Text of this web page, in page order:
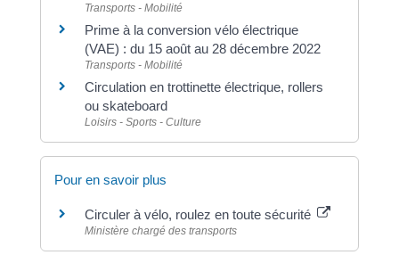
Transports - Mobilité
Prime à la conversion vélo électrique
(VAE) : du 15 août au 28 décembre 2022
Transports - Mobilité
Circulation en trottinette électrique, rollers
ou skateboard
Loisirs - Sports - Culture
Pour en savoir plus
Circuler à vélo, roulez en toute sécurité
Ministère chargé des transports